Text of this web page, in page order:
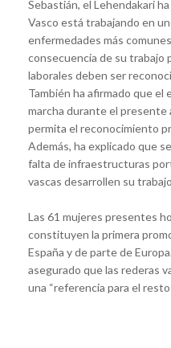
Sebastián, el Lehendakari
Vasco está trabajando en
enfermedades más
consecuencia de su trabajo
laborales deben ser
También ha afirmado que
marcha durante el presente
permita el reconocimiento
Además, ha explicado que
falta de infraestructuras
vascas desarrollen su
Las 61 mujeres presentes
constituyen la primera
España y de parte de
asegurado que las rederas
una “referencia para el